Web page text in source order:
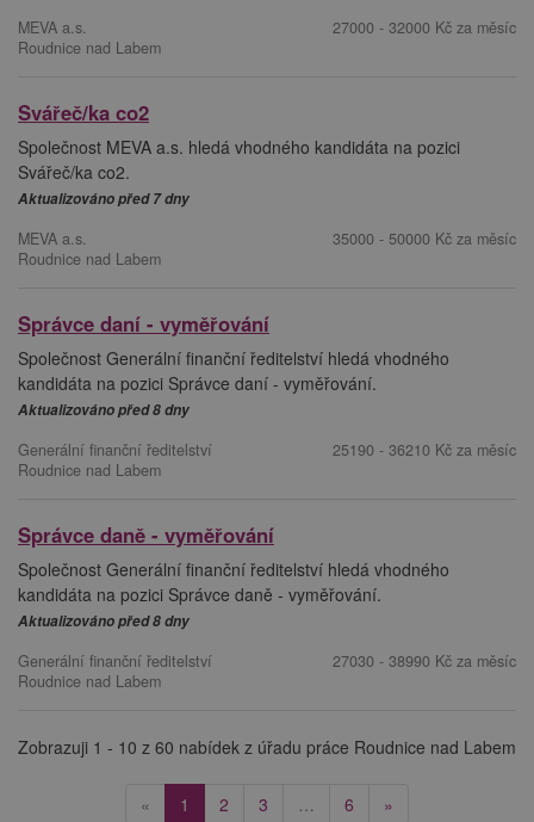
MEVA a.s.
Roudnice nad Labem
27000 - 32000 Kč za měsíc
Svářeč/ka co2
Společnost MEVA a.s. hledá vhodného kandidáta na pozici
Svářeč/ka co2.
Aktualizováno před 7 dny
MEVA a.s.
Roudnice nad Labem
35000 - 50000 Kč za měsíc
Správce daní - vyměřování
Společnost Generální finanční ředitelství hledá vhodného
kandidáta na pozici Správce daní - vyměřování.
Aktualizováno před 8 dny
Generální finanční ředitelství
Roudnice nad Labem
25190 - 36210 Kč za měsíc
Správce daně - vyměřování
Společnost Generální finanční ředitelství hledá vhodného
kandidáta na pozici Správce daně - vyměřování.
Aktualizováno před 8 dny
Generální finanční ředitelství
Roudnice nad Labem
27030 - 38990 Kč za měsíc
Zobrazuji 1 - 10 z 60 nabídek z úřadu práce Roudnice nad Labem
« 1 (current)
2 3 … 6 »